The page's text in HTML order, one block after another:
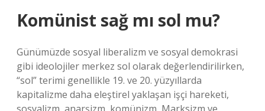
Komünist sağ mı sol mu?
Günümüzde sosyal liberalizm ve sosyal demokrasi
gibi ideolojiler merkez sol olarak değerlendirilirken,
“sol” terimi genellikle 19. ve 20. yüzyıllarda
kapitalizme daha eleştirel yaklaşan işçi hareketi,